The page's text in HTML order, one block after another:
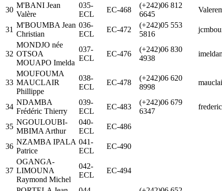
30
M'BANI Jean
Valère
035-
ECL
EC-468
(+242)06 812
6645
31
M'BOUMBA Jean
Christian
036-
ECL
EC-472
(+242)05 553
5816
32
MONDJO née
OTSOA
MOUAPO Imelda
037-
ECL
EC-476
(+242)06 830
4938
33
MOUFOUMA
MAUCLAIR
Phillippe
038-
ECL
EC-478
(+242)06 620
8998
34
NDAMBA
Frédéric Thierry
039-
ECL
EC-483
(+242)06 679
6347
35
NGOULOUBI-
MBIMA Arthur
040-
ECL
EC-486
36
NZAMBA IPALA
Patrice
041-
ECL
EC-490
37
OGANGA-
LIMOUNA
Raymond Michel
042-
ECL
EC-494